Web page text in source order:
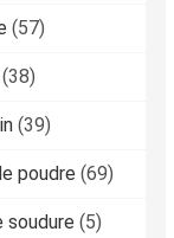
(57)
(38)
(39)
poudre (69)
soudure (5)